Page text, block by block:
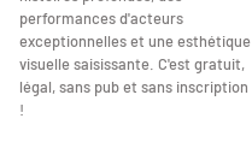
performances d'acteurs
exceptionnelles et une esthétique
visuelle saisissante. C'est gratuit,
légal, sans pub et sans inscription
!